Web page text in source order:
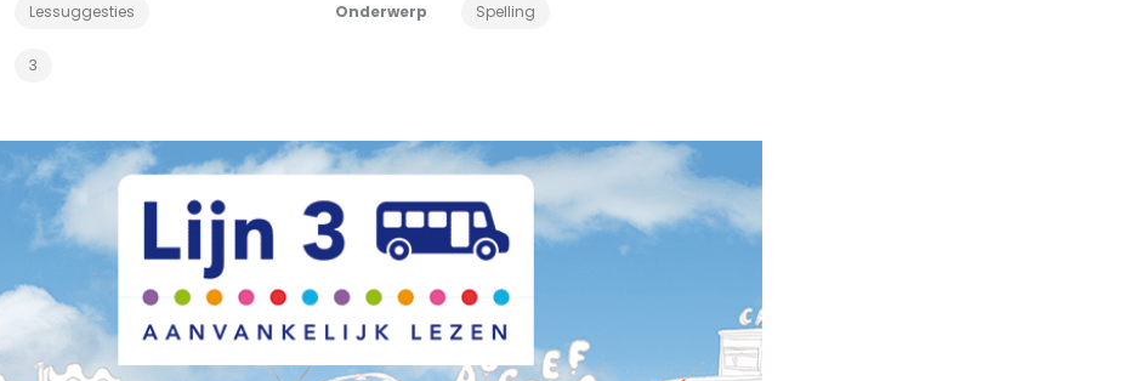
Lessuggesties Onderwerp Spelling
3